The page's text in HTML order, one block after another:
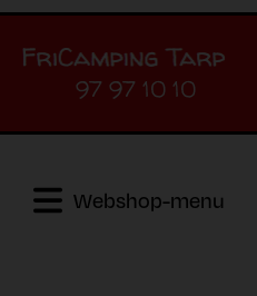
97 97 10 10
Webshop-menu